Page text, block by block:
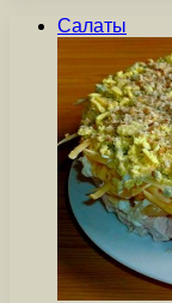
Салаты